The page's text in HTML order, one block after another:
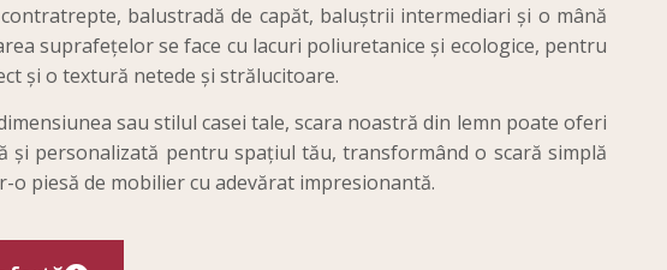
balustradă de capăt, baluștrii intermediari și o mână
suprafețelor se face cu lacuri poliuretanice și ecologice, pentru
și o textură netede și strălucitoare.
sau stilul casei tale, scara noastră din lemn poate oferi
și personalizată pentru spațiul tău, transformând o scară simplă
o piesă de mobilier cu adevărat impresionantă.